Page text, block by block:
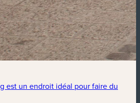
est un endroit idéal pour faire du